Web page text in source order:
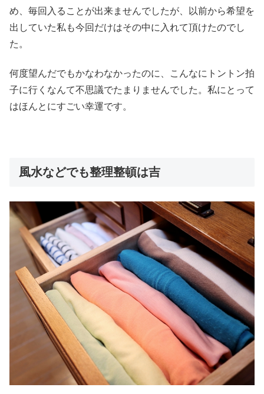
め、毎回入ることが出来ませんでしたが、以前から希望を
出していた私も今回だけはその中に入れて頂けたのでし
た。
何度望んだでもかなわなかったのに、こんなにトントン拍
子に行くなんて不思議でたまりませんでした。私にとって
はほんとにすごい幸運です。
風水などでも整理整頓は吉